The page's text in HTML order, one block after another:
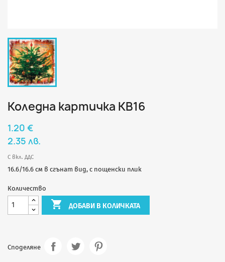
Коледна картичка КВ16
1.20 €
2.35 лв.
С вкл. ДДС
16.6/16.6 см в сгънат вид, с пощенски плик
Количество
 ДОБАВИ В КОЛИЧКАТА
Споделяне